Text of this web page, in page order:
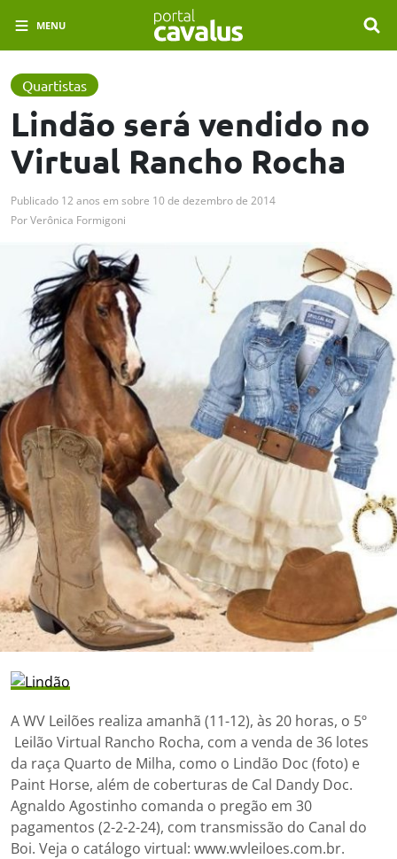
MENU
Quartistas
Lindão será vendido no
Virtual Rancho Rocha
Publicado 12 anos em sobre 10 de dezembro de 2014
PorVerônica Formigoni
A WV Leilões realiza amanhã (11-12), às 20 horas, o 5º
Leilão Virtual Rancho Rocha, com a venda de 36 lotes
da raça Quarto de Milha, como o Lindão Doc (foto) e
Paint Horse, além de coberturas de Cal Dandy Doc.
Agnaldo Agostinho comanda o pregão em 30
pagamentos (2-2-2-24), com transmissão do Canal do
Boi. Veja o catálogo virtual: www.wvleiloes.com.br.